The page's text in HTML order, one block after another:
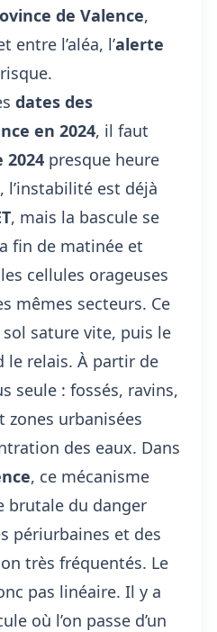
de Valence,
entre l’aléa, l’alerte
dates des
en 2024, il faut
2024 presque heure
l’instabilité est déjà
, mais la bascule se
fin de matinée et
cellules orageuses
mêmes secteurs. Ce
sature vite, puis le
le relais. À partir de
seule : fossés, ravins,
zones urbanisées
des eaux. Dans
, ce mécanisme
brutale du danger
périurbaines et des
très fréquentés. Le
pas linéaire. Il y a
où l’on passe d’un